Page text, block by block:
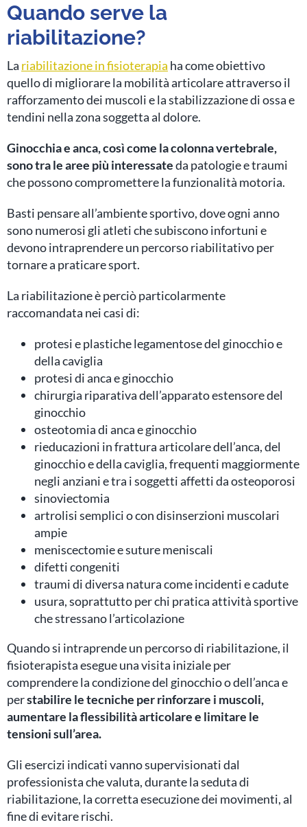
Quando serve la
riabilitazione?
La riabilitazione in fisioterapia ha come obiettivo
quello di migliorare la mobilità articolare attraverso il
rafforzamento dei muscoli e la stabilizzazione di ossa e
tendini nella zona soggetta al dolore.
Ginocchia e anca, così come la colonna vertebrale,
sono tra le aree più interessateda patologie e traumi
che possono compromettere la funzionalità motoria.
Basti pensare all’ambiente sportivo, dove ogni anno
sono numerosi gli atleti che subiscono infortuni e
devono intraprendere un percorso riabilitativo per
tornare a praticare sport.
La riabilitazione è perciò particolarmente
raccomandata nei casi di:
protesi e plastiche legamentose del ginocchio e
della caviglia
protesi di anca e ginocchio
chirurgia riparativa dell’apparato estensore del
ginocchio
osteotomia di anca e ginocchio
rieducazioni in frattura articolare dell’anca, del
ginocchio e della caviglia, frequenti maggiormente
negli anziani e tra i soggetti affetti da osteoporosi
sinoviectomia
artrolisi semplici o con disinserzioni muscolari
ampie
meniscectomie e suture meniscali
difetti congeniti
traumi di diversa natura come incidenti e cadute
usura, soprattutto per chi pratica attività sportive
che stressano l’articolazione
Quando si intraprende un percorso di riabilitazione, il
fisioterapista esegue una visita iniziale per
comprendere la condizione del ginocchio o dell’anca e
perstabilire le tecniche per rinforzare i muscoli,
aumentare la flessibilità articolare e limitare le
tensioni sull’area.
Gli esercizi indicati vanno supervisionati dal
professionista che valuta, durante la seduta di
riabilitazione, la corretta esecuzione dei movimenti, al
fine di evitare rischi.